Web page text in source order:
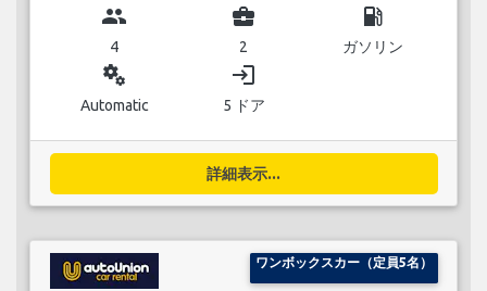
group
4
business_center
2
local_gas_station
ガソリン
miscellaneous_services
Automatic
login
5 ドア
詳細表示...
ワンボックスカー（定員5名）